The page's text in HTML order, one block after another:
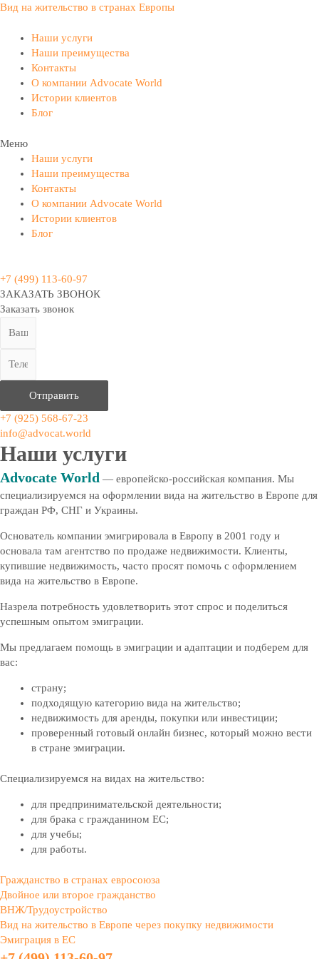
Вид на жительство в странах Европы
Наши услуги
Наши преимущества
Контакты
О компании Advocate World
Истории клиентов
Блог
Меню
Наши услуги
Наши преимущества
Контакты
О компании Advocate World
Истории клиентов
Блог
+7 (499) 113-60-97
ЗАКАЗАТЬ ЗВОНОК
Заказать звонок
Отправить
+7 (925) 568-67-23
info@advocat.world
Наши услуги
Advocate World — европейско-российская компания. Мы
специализируемся на оформлении вида на жительство в Европе для
граждан РФ, СНГ и Украины.
Основатель компании эмигрировала в Европу в 2001 году и
основала там агентство по продаже недвижимости. Клиенты,
купившие недвижимость, часто просят помочь с оформлением
вида на жительство в Европе.
Назрела потребность удовлетворить этот спрос и поделиться
успешным опытом эмиграции.
Мы предлагаем помощь в эмиграции и адаптации и подберем для
вас:
страну;
подходящую категорию вида на жительство;
недвижимость для аренды, покупки или инвестиции;
проверенный готовый онлайн бизнес, который можно вести
в стране эмиграции.
Специализируемся на видах на жительство:
для предпринимательской деятельности;
для брака с гражданином ЕС;
для учебы;
для работы.
Гражданство в странах евросоюза
Двойное или второе гражданство
ВНЖ/Трудоустройство
Вид на жительство в Европе через покупку недвижимости
Эмиграция в ЕС